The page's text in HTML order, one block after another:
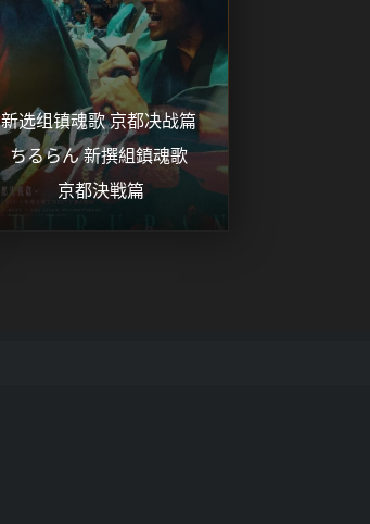
新选组镇魂歌 京都决战篇
ちるらん 新撰組鎮魂歌
京都決戦篇